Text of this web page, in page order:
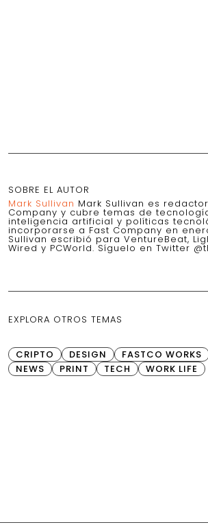
SOBRE EL AUTOR
Mark Sullivan Mark Sullivan es
Company y cubre temas de
inteligencia artificial y políticas
incorporarse a Fast Company en
Sullivan escribió para VentureBeat,
Wired y PCWorld. Síguelo en Twitter
EXPLORA OTROS TEMAS
CRIPTO DESIGN FASTCO WORKS
NEWS
PRINT TECH WORK LIFE